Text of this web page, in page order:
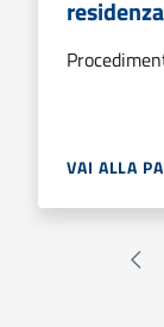
residenza
VAI ALLA